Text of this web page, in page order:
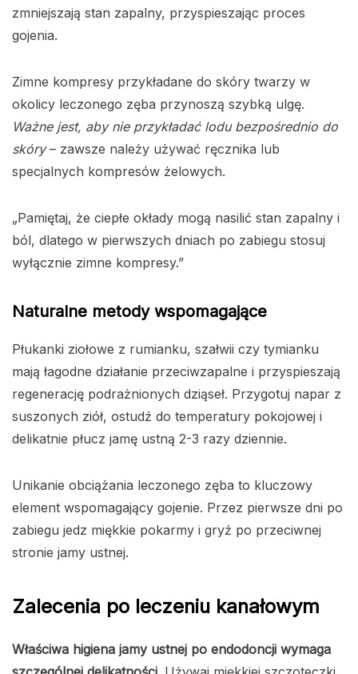
zmniejszają stan zapalny, przyspieszając proces
gojenia.
Zimne kompresy przykładane do skóry twarzy w
okolicy leczonego zęba przynoszą szybką ulgę.
Ważne jest, aby nie przykładać lodu bezpośrednio do
skóry– zawsze należy używać ręcznika lub
specjalnych kompresów żelowych.
„Pamiętaj, że ciepłe okłady mogą nasilić stan zapalny i
ból, dlatego w pierwszych dniach po zabiegu stosuj
wyłącznie zimne kompresy.”
Naturalne metody wspomagające
Płukanki ziołowe z rumianku, szałwii czy tymianku
mają łagodne działanie przeciwzapalne i przyspieszają
regenerację podrażnionych dziąseł. Przygotuj napar z
suszonych ziół, ostudź do temperatury pokojowej i
delikatnie płucz jamę ustną 2-3 razy dziennie.
Unikanie obciążania leczonego zęba to kluczowy
element wspomagający gojenie. Przez pierwsze dni po
zabiegu jedz miękkie pokarmy i gryź po przeciwnej
stronie jamy ustnej.
Zalecenia po leczeniu kanałowym
Właściwa higiena jamy ustnej po endodoncji wymaga